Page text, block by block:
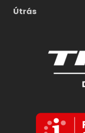
Útrás